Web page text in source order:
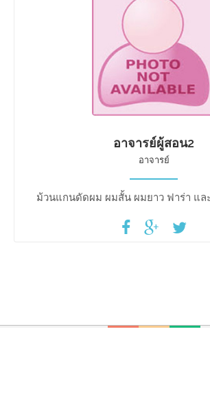
อาจารย์ผู้สอน2
อาจารย์
ม้วนแกนดัดผม ผมสั้น ผมยาว ฟาร่า แล